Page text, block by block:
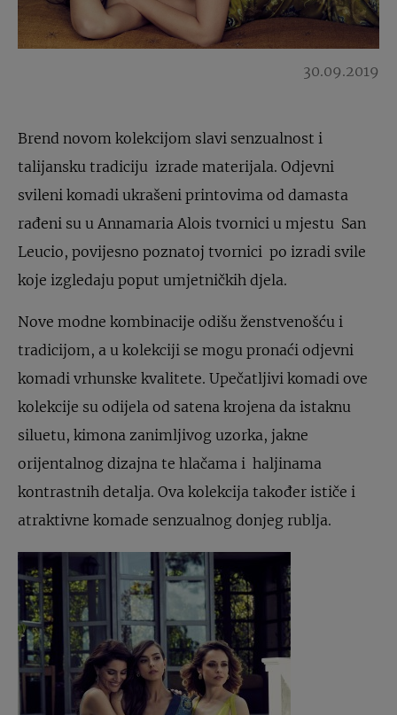
30.09.2019
Brend novom kolekcijom slavi senzualnost i
talijansku tradiciju izrade materijala. Odjevni
svileni komadi ukrašeni printovima od damasta
rađeni su u Annamaria Alois tvornici u mjestu San
Leucio, povijesno poznatoj tvornici po izradi svile
koje izgledaju poput umjetničkih djela.
Nove modne kombinacije odišu ženstvenošću i
tradicijom, a u kolekciji se mogu pronaći odjevni
komadi vrhunske kvalitete. Upečatljivi komadi ove
kolekcije su odijela od satena krojena da istaknu
siluetu, kimona zanimljivog uzorka, jakne
orijentalnog dizajna te hlačama i haljinama
kontrastnih detalja. Ova kolekcija također ističe i
atraktivne komade senzualnog donjeg rublja.